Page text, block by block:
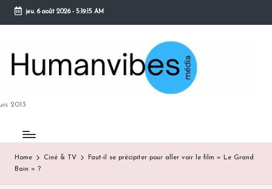
Skip
content
jeu. 6 août 2026- 5:19:16 AM
2013
Home Ciné & TV
Faut-il se précipiter pour aller voir le film « Le Grand
Bain » ?